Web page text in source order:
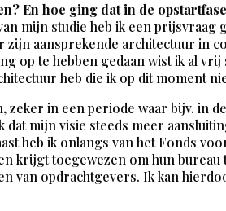
En hoe ging dat in de
mijn studie heb ik een
aansprekende architectuur
op te hebben gedaan wist ik al
heb die ik op dit moment
in een periode waar bijv. in
mijn visie steeds meer
heb ik onlangs van het Fonds
krijgt toegewezen om hun
van opdrachtgevers. Ik kan